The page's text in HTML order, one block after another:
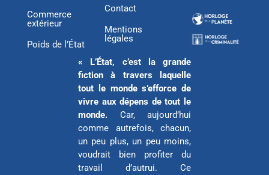
Commerce
extérieur
Poids de l’État
Contact
Mentions
légales
t
t
e
o
k
d
i
n
« L’État, c’est la grande
fiction à travers laquelle
tout le monde s’efforce de
vivre aux dépens de tout le
monde. Car, aujourd’hui
comme autrefois, chacun,
un peu plus, un peu moins,
voudrait bien profiter du
travail d’autrui. Ce